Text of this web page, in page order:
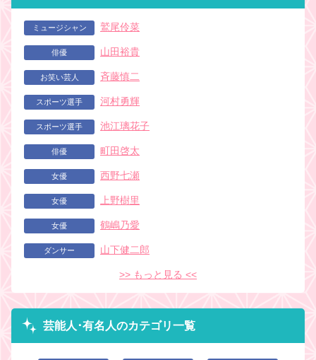
ミュージシャン 鷲尾伶菜
俳優 山田裕貴
お笑い芸人 斉藤慎二
スポーツ選手 河村勇輝
スポーツ選手 池江璃花子
俳優 町田啓太
女優 西野七瀬
女優 上野樹里
女優 鶴嶋乃愛
ダンサー 山下健二郎
>> もっと見る <<
芸能人･有名人のカテゴリ一覧